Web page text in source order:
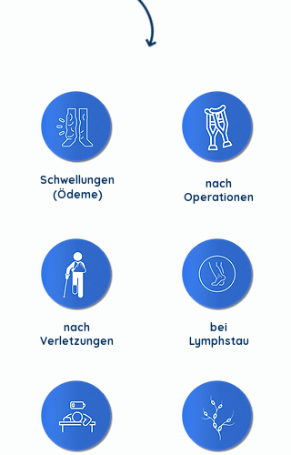
Schwellungen
(Ödeme)
nach
Verletzungen
nach
Operationen
bei
Lymphstau